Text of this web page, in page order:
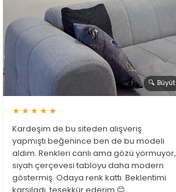
🔍 Büyüt
★★★★★
Kardeşim de bu siteden alışveriş
yapmıştı beğenince ben de bu modeli
aldım. Renkleri canlı ama gözü yormuyor,
siyah çerçevesi tabloyu daha modern
göstermiş. Odaya renk kattı. Beklentimi
karşıladı, teşekkür ederim 😊